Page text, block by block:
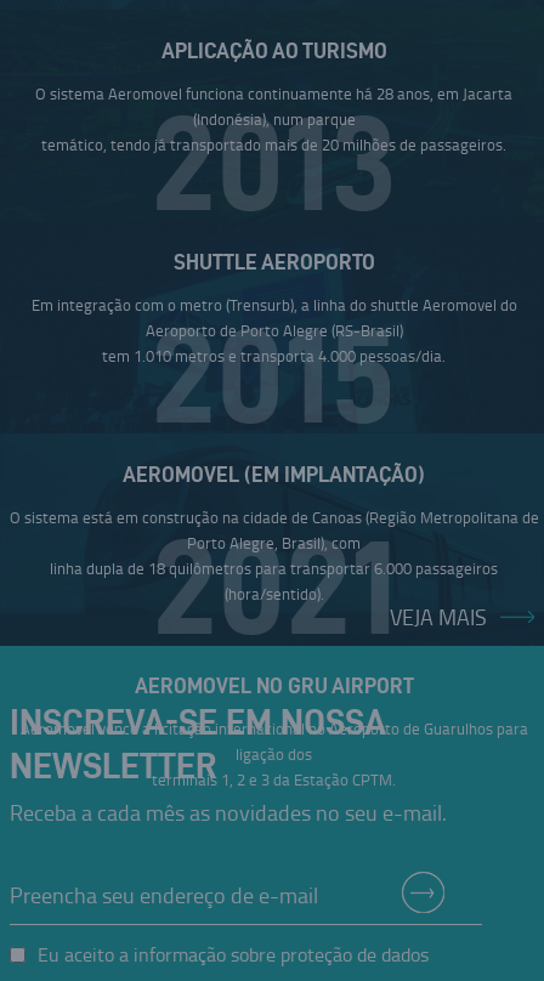
APLICAÇÃO AO TURISMO
O sistema Aeromovel funciona continuamente há 28 anos, em Jacarta
(Indonésia), num parque
temático, tendo já transportado mais de 20 milhões de passageiros.
2013
SHUTTLE AEROPORTO
Em integração com o metro (Trensurb), a linha do shuttle Aeromovel do
Aeroporto de Porto Alegre (RS-Brasil)
tem 1.010 metros e transporta 4.000 pessoas/dia.
2015
AEROMOVEL (EM IMPLANTAÇÃO)
O sistema está em construção na cidade de Canoas (Região Metropolitana de
Porto Alegre, Brasil), com
linha dupla de 18 quilômetros para transportar 6.000 passageiros
(hora/sentido).
2021
AEROMOVEL NO GRU AIRPORT
Aeromovel vence a licitação internacional no Aeroporto de Guarulhos para
ligação dos
terminais 1, 2 e 3 da Estação CPTM.
VEJA MAIS
INSCREVA-SE EM NOSSA
NEWSLETTER
Receba a cada mês as novidades no seu e-mail.
Eu aceito a informação sobre proteção de dados